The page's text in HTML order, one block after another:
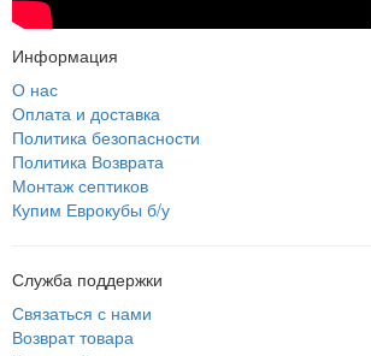
Информация
О нас
Оплата и доставка
Политика безопасности
Политика Возврата
Монтаж септиков
Купим Еврокубы б/у
Служба поддержки
Связаться с нами
Возврат товара